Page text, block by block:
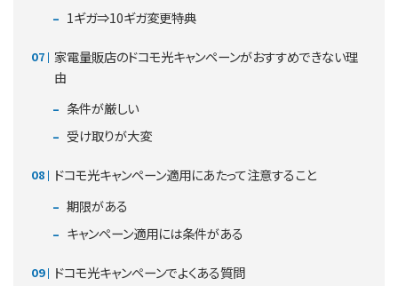
1ギガ⇒10ギガ変更特典
家電量販店のドコモ光キャンペーンがおすすめできない理
由
条件が厳しい
受け取りが大変
ドコモ光キャンペーン適用にあたって注意すること
期限がある
キャンペーン適用には条件がある
ドコモ光キャンペーンでよくある質問